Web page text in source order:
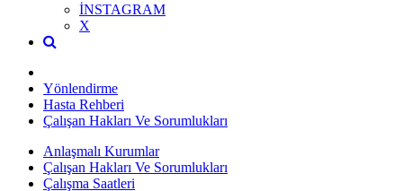
İNSTAGRAM
X
Yönlendirme
Hasta Rehberi
Çalışan Hakları Ve Sorumlukları
Anlaşmalı Kurumlar
Çalışan Hakları Ve Sorumlukları
Çalışma Saatleri